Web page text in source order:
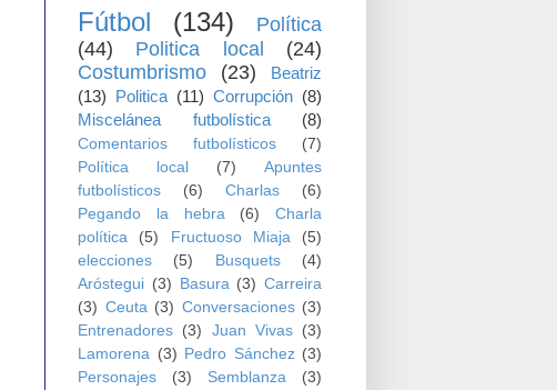
Fútbol (134)
Política
(44)
Politica local
(24)
Costumbrismo
(23)
Beatriz
(13) Politica (11) Corrupción (8)
Miscelánea futbolística
(8)
Comentarios futbolísticos
(7)
Política local
(7)
Apuntes
futbolísticos
(6) Charlas
(6)
Pegando la hebra
(6)
Charla
política
(5) Fructuoso Miaja
(5)
elecciones
(5) Busquets
(4)
Aróstegui (3) Basura (3) Carreira
(3) Ceuta (3) Conversaciones (3)
Entrenadores (3) Juan Vivas
(3)
Lamorena (3) Pedro Sánchez (3)
Personajes
(3) Semblanza
(3)